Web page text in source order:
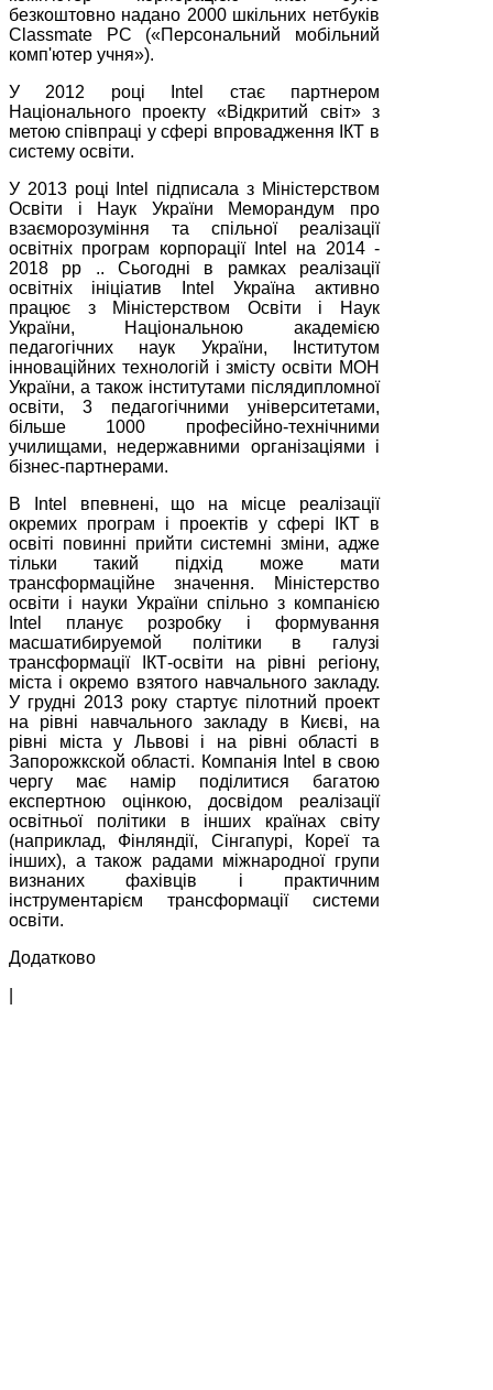
безкоштовно надано 2000 шкільних нетбуків
Classmate PC («Персональний мобільний
комп'ютер учня»).
У 2012 році Intel стає партнером
Національного проекту «Відкритий світ» з
метою співпраці у сфері впровадження ІКТ в
систему освіти.
У 2013 році Intel підписала з Міністерством
Освіти і Наук України Меморандум про
взаєморозуміння та спільної реалізації
освітніх програм корпорації Intel на 2014 -
2018 рр .. Сьогодні в рамках реалізації
освітніх ініціатив Intel Україна активно
працює з Міністерством Освіти і Наук
України, Національною академією
педагогічних наук України, Інститутом
інноваційних технологій і змісту освіти МОН
України, а також інститутами післядипломної
освіти, 3 педагогічними університетами,
більше 1000 професійно-технічними
училищами, недержавними організаціями і
бізнес-партнерами.
В Intel впевнені, що на місце реалізації
окремих програм і проектів у сфері ІКТ в
освіті повинні прийти системні зміни, адже
тільки такий підхід може мати
трансформаційне значення. Міністерство
освіти і науки України спільно з компанією
Intel планує розробку і формування
масшатибируемой політики в галузі
трансформації ІКТ-освіти на рівні регіону,
міста і окремо взятого навчального закладу.
У грудні 2013 року стартує пілотний проект
на рівні навчального закладу в Києві, на
рівні міста у Львові і на рівні області в
Запорожкской області. Компанія Intel в свою
чергу має намір поділитися багатою
експертною оцінкою, досвідом реалізації
освітньої політики в інших країнах світу
(наприклад, Фінляндії, Сінгапурі, Кореї та
інших), а також радами міжнародної групи
визнаних фахівців і практичним
інструментарієм трансформації системи
освіти.
Додатково